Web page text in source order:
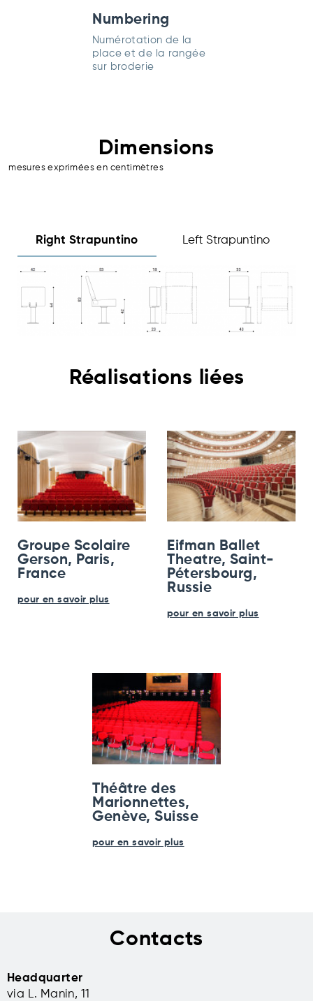
Numbering
Numérotation de la
place et de la rangée
sur broderie
Dimensions
mesures exprimées en centimètres
Right Strapuntino Left Strapuntino
Réalisations liées
Groupe Scolaire
Gerson, Paris,
France
pour en savoir plus
Eifman Ballet
Theatre, Saint-
Pétersbourg,
Russie
pour en savoir plus
Théâtre des
Marionnettes,
Genève, Suisse
pour en savoir plus
Contacts
Headquarter
via L. Manin, 11